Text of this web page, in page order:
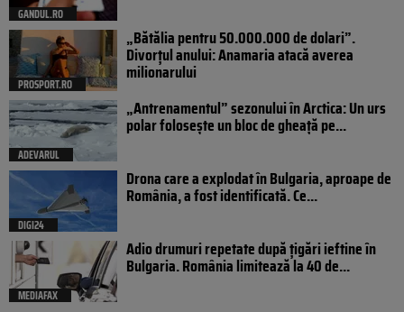
GANDUL.RO
PROSPORT.RO
„Bătălia pentru 50.000.000 de dolari”.
Divorțul anului: Anamaria atacă averea
milionarului
ADEVARUL
„Antrenamentul” sezonului în Arctica: Un urs
polar folosește un bloc de gheață pe...
DIGI24
Drona care a explodat în Bulgaria, aproape de
România, a fost identificată. Ce...
MEDIAFAX
Adio drumuri repetate după țigări ieftine în
Bulgaria. România limitează la 40 de...